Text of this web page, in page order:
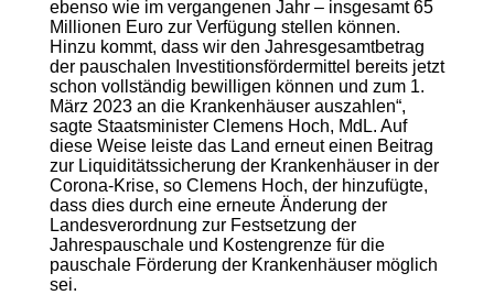
ebenso wie im vergangenen Jahr – insgesamt 65
Millionen Euro zur Verfügung stellen können.
Hinzu kommt, dass wir den Jahresgesamtbetrag
der pauschalen Investitionsfördermittel bereits jetzt
schon vollständig bewilligen können und zum 1.
März 2023 an die Krankenhäuser auszahlen“,
sagte Staatsminister Clemens Hoch, MdL. Auf
diese Weise leiste das Land erneut einen Beitrag
zur Liquiditätssicherung der Krankenhäuser in der
Corona-Krise, so Clemens Hoch, der hinzufügte,
dass dies durch eine erneute Änderung der
Landesverordnung zur Festsetzung der
Jahrespauschale und Kostengrenze für die
pauschale Förderung der Krankenhäuser möglich
sei.